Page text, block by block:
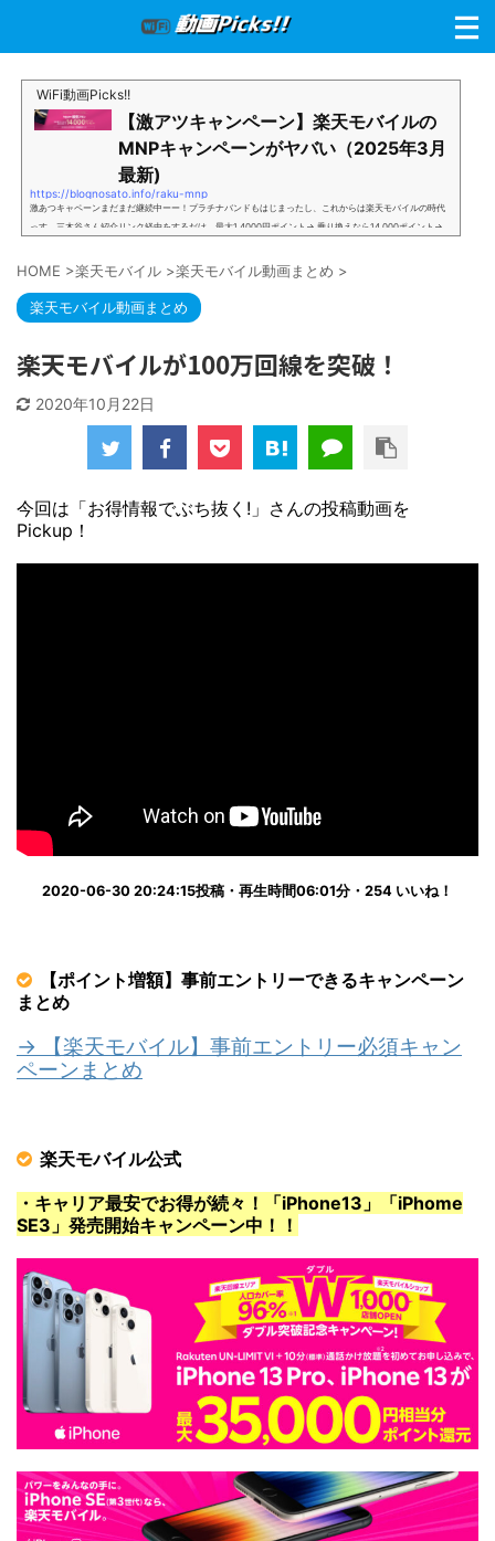
WiFi動画Picks!!
【激アツキャンペーン】楽天モバイルの
MNPキャンペーンがヤバい（2025年3月
最新)
https://blognosato.info/raku-mnp
激あつキャペーンまだまだ継続中ーー！プラチナバンドもはじまったし、これからは楽天モバイルの時代
っす。三木谷さん紹介リンク経由をするだけ。最大1,4000円ポイント→ 乗り換えなら14,000ポイント→
谷さんキャンペーン／2回線目以降でもOK再契約でもでもOK背水の陣の楽天モバイル。ついに「最後の賭
別招待ページから楽天モバイ...
HOME >楽天モバイル >楽天モバイル動画まとめ >
楽天モバイル動画まとめ
楽天モバイルが100万回線を突破！
2020年10月22日
今回は「お得情報でぶち抜く!」さんの投稿動画を
Pickup！
2020-06-30 20:24:15投稿・再生時間06:01分・254 いいね！
【ポイント増額】事前エントリーできるキャンペーン
まとめ
→ 【楽天モバイル】事前エントリー必須キャン
ペーンまとめ
楽天モバイル公式
・キャリア最安でお得が続々！「iPhone13」「iPhome
SE3」発売開始キャンペーン中！！